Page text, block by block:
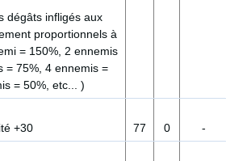
dégâts infligés aux
proportionnels à
= 150%, 2 ennemis
= 75%, 4 ennemis =
= 50%, etc... )
+30 77 0 -